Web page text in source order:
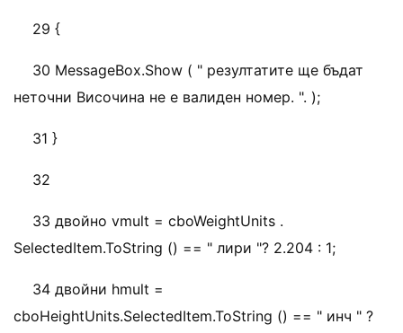
29 {
30 MessageBox.Show ( " резултатите ще бъдат
неточни Височина не е валиден номер. ". );
31 }
32
33 двойно vmult = cboWeightUnits .
SelectedItem.ToString () == " лири "? 2.204 : 1;
34 двойни hmult =
cboHeightUnits.SelectedItem.ToString () == " инч " ?